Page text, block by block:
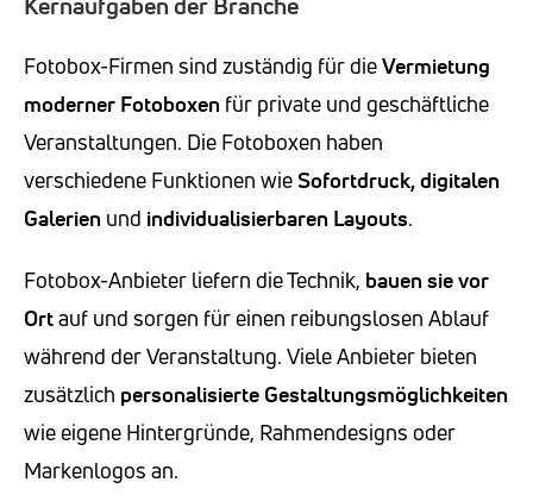
Fotobox-Firmen sind zuständig für dieVermietung
moderner Fotoboxen für private und geschäftliche
Veranstaltungen. Die Fotoboxen haben
verschiedene Funktionen wieSofortdruck, digitalen
Galerien und individualisierbaren Layouts.
Fotobox-Anbieter liefern die Technik, bauen sie vor
Ortauf und sorgen für einen reibungslosen Ablauf
während der Veranstaltung. Viele Anbieter bieten
zusätzlich personalisierte Gestaltungsmöglichkeiten
wie eigene Hintergründe, Rahmendesigns oder
Markenlogos an.